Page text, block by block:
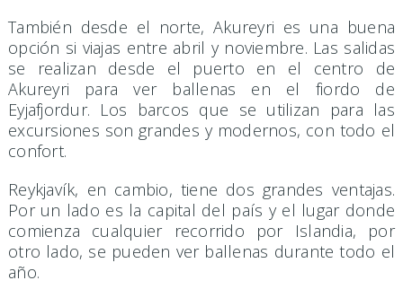
También desde el norte, Akureyri es una buena
opción si viajas entre abril y noviembre. Las salidas
se realizan desde el puerto en el centro de
Akureyri para ver ballenas en el fiordo de
Eyjafjordur. Los barcos que se utilizan para las
excursiones son grandes y modernos, con todo el
confort.
Reykjavík, en cambio, tiene dos grandes ventajas.
Por un lado es la capital del país y el lugar donde
comienza cualquier recorrido por Islandia, por
otro lado, se pueden ver ballenas durante todo el
año.